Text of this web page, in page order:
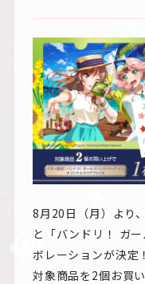
8月20日（月）より
と「バンドリ！ ガ
ボレーションが決定！
対象商品を2個お買